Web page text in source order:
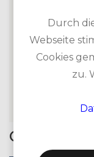
beliebtesten
Palma
und breite
Durch
Webseite
Cookies
zu.
Golfzone